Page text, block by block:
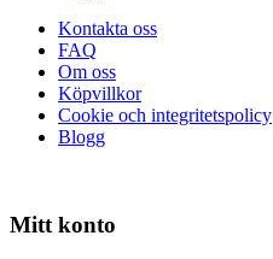
Kontakta oss
FAQ
Om oss
Köpvillkor
Cookie och integritetspolicy
Blogg
Mitt konto